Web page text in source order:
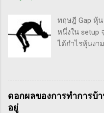
แรกซื้อหุ้น เพ
ซื้อมาขายไปใ
Money
แปลงานของแ
อาทิ -
ผมเป็นแฟนค
ชอบเพราะเร
ทวดลิเวอร์มอ
ทฤษฎี Gap หุ้
หนึ่งใน setup
ได้กำไรหุ้นงา
ทำการบ้าน
ชอบมาก แต่ถึ
ครับ มีล้มเหล
ออก เหลือตัว
ดอกผลของการทำการบ้
อยู่